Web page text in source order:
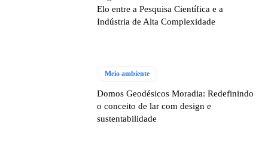
Elo entre a Pesquisa Científica e a
Indústria de Alta Complexidade
Meio ambiente
Domos Geodésicos Moradia: Redefinindo
o conceito de lar com design e
sustentabilidade